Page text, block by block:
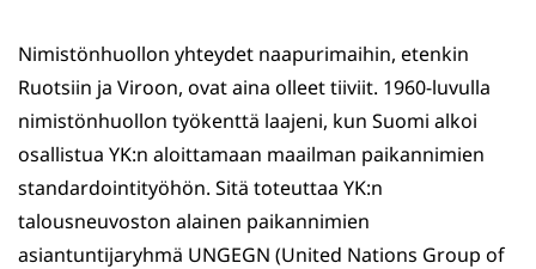
Nimistönhuollon yhteydet naapurimaihin, etenkin
Ruotsiin ja Viroon, ovat aina olleet tiiviit. 1960-luvulla
nimistönhuollon työkenttä laajeni, kun Suomi alkoi
osallistua YK:n aloittamaan maailman paikannimien
standardointityöhön. Sitä toteuttaa YK:n
talousneuvoston alainen paikannimien
asiantuntijaryhmä UNGEGN (United Nations Group of